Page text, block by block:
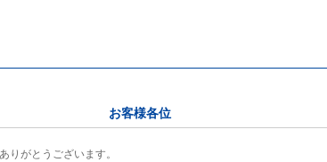
お客様各位
りがとうございます。